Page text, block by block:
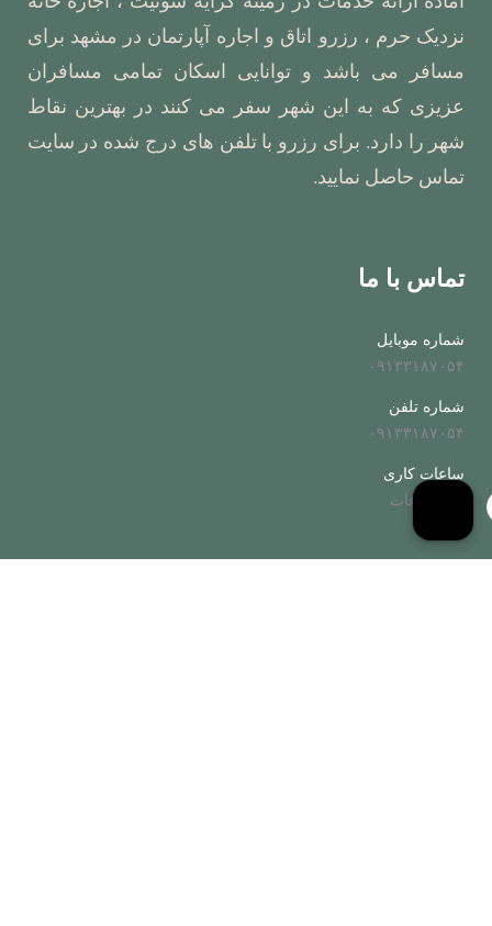
نزدیک حرم ، رزرو اتاق و اجاره آپارتمان در مشهد برای
مسافر می باشد و توانایی اسکان تمامی مسافران
عزیزی که به این شهر سفر می کنند در بهترین نقاط
شهر را دارد. برای رزرو با تلفن های درج شده در سایت
تماس حاصل نمایید.
تماس با ما
شماره موبایل
۰۹۱۳۳۱۸۷۰۵۴
شماره تلفن
۰۹۱۳۳۱۸۷۰۵۴
ساعات کاری
همه ساعات